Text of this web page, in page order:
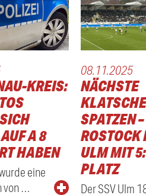
KREIS:
A 8
HABEN
eine
von …
08.11.2025
NÄCHSTE
SPATZEN –
ROSTOCK
ULM MIT
PLATZ
Der SSV Ulm